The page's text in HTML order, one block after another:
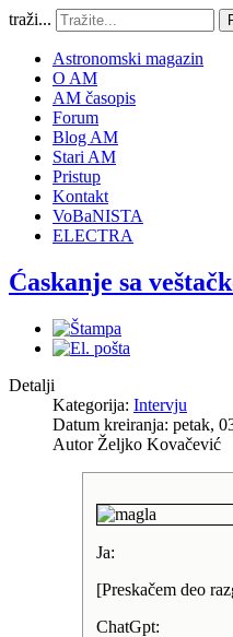
traži...
Astronomski magazin
O AM
AM časopis
Forum
Blog AM
Stari AM
Pristup
Kontakt
VoBaNISTA
ELECTRA
Ćaskanje sa
Detalji
Kategorija: Intervju
Datum kreiranja: petak,
Autor Željko Kovačević
Ja:
[Preskačem deo
ChatGpt: